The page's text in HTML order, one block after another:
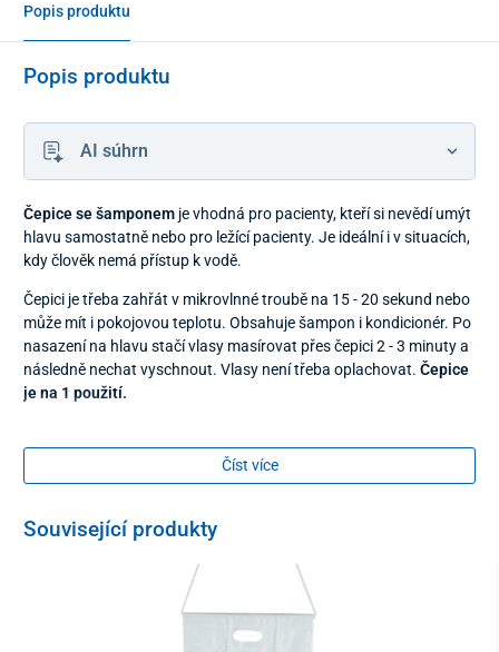
Popis produktu
Popis produktu
AI súhrn
Čepice se šamponem je vhodná pro pacienty, kteří si nevědí umýt
hlavu samostatně nebo pro ležící pacienty. Je ideální i v situacích,
kdy člověk nemá přístup k vodě.
Čepici je třeba zahřát v mikrovlnné troubě na 15 - 20 sekund nebo
může mít i pokojovou teplotu. Obsahuje šampon i kondicionér. Po
nasazení na hlavu stačí vlasy masírovat přes čepici 2 - 3 minuty a
následně nechat vyschnout. Vlasy není třeba oplachovat. Čepice
je na 1 použití.
Obsah balení:
univerzální velikost - průměr 32 cm
Číst více
Související produkty